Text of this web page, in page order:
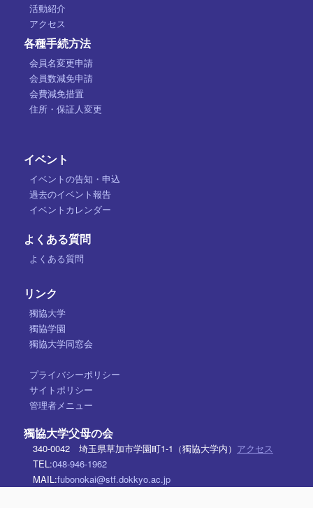
活動紹介
アクセス
各種手続方法
会員名変更申請
会員数減免申請
会費減免措置
住所・保証人変更
イベント
イベントの告知・申込
過去のイベント報告
イベントカレンダー
よくある質問
よくある質問
リンク
獨協大学
獨協学園
獨協大学同窓会
プライバシーポリシー
サイトポリシー
管理者メニュー
獨協大学父母の会
340-0042 埼玉県草加市学園町1-1（獨協大学内） アクセス
TEL:048-946-1962
MAIL:fubonokai@stf.dokkyo.ac.jp